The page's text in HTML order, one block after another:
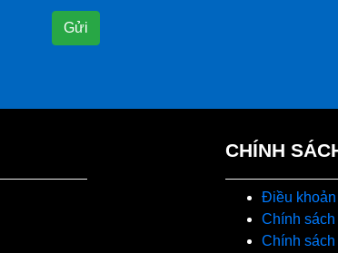
CHÍNH
Điều
Chính sách
Chính sách